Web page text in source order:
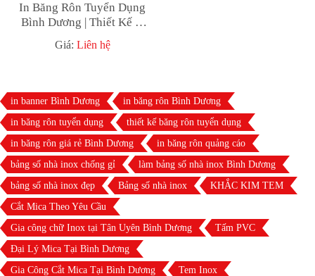
In Băng Rôn Tuyển Dụng
Bình Dương | Thiết Kế &
In Băng Rôn Giá Rẻ
Giá: Liên hệ
in banner Bình Dương
in băng rôn Bình Dương
in băng rôn tuyển dụng
thiết kế băng rôn tuyển dụng
in băng rôn giá rẻ Bình Dương
in băng rôn quảng cáo
bảng số nhà inox chống gỉ
làm bảng số nhà inox Bình Dương
bảng số nhà inox đẹp
Bảng số nhà inox
KHẮC KIM TEM
Cắt Mica Theo Yêu Cầu
Gia công chữ Inox tại Tân Uyên Bình Dương
Tấm PVC
Đại Lý Mica Tại Bình Dương
Gia Công Cắt Mica Tại Bình Dương
Tem Inox